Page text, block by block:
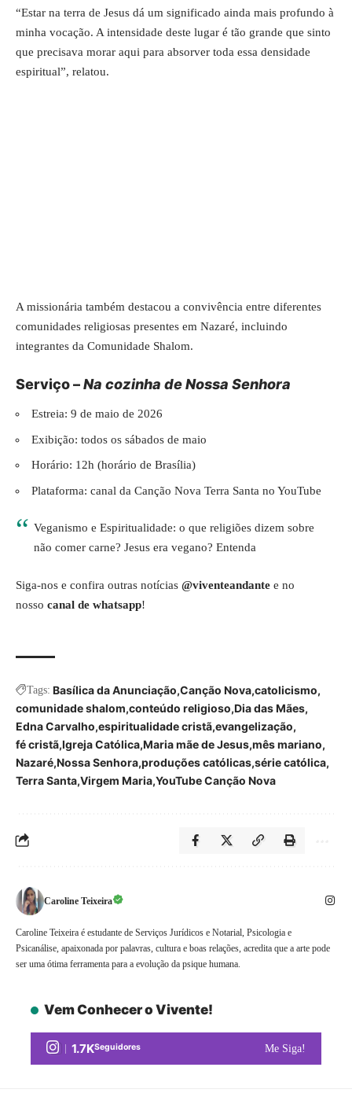
“Estar na terra de Jesus dá um significado ainda mais profundo à
minha vocação. A intensidade deste lugar é tão grande que sinto
que precisava morar aqui para absorver toda essa densidade
espiritual”, relatou.
A missionária também destacou a convivência entre diferentes
comunidades religiosas presentes em Nazaré, incluindo
integrantes da Comunidade Shalom.
Serviço –Na cozinha de Nossa Senhora
Estreia: 9 de maio de 2026
Exibição: todos os sábados de maio
Horário: 12h (horário de Brasília)
Plataforma: canal da Canção Nova Terra Santa no YouTube
Veganismo e Espiritualidade: o que religiões dizem sobre
não comer carne? Jesus era vegano? Entenda
Siga-nos e confira outras notícias @viventeandante e no
nosso canal de whatsapp!
Tags: Basílica da Anunciação Canção Nova catolicismo
comunidade shalom conteúdo religioso Dia das Mães
Edna Carvalho espiritualidade cristã evangelização
fé cristã Igreja Católica Maria mãe de Jesus mês mariano
Nazaré Nossa Senhora produções católicas série católica
Terra Santa Virgem Maria YouTube Canção Nova
Caroline Teixeira
Caroline Teixeira é estudante de Serviços Jurídicos e Notarial, Psicologia e
Psicanálise, apaixonada por palavras, cultura e boas relações, acredita que a arte pode
ser uma ótima ferramenta para a evolução da psique humana.
Vem Conhecer o Vivente!
1.7KSeguidores Me Siga!